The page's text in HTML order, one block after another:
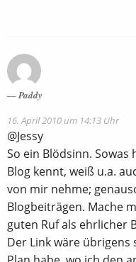
Paddy
16. April 2010 um 14:13 Uhr
@Jessy
So ein Blödsinn.
Blog kennt, weiß u.a.
von mir nehme;
Blogbeiträgen. Mache
guten Ruf als ehrlicher
Der Link wäre übrigens